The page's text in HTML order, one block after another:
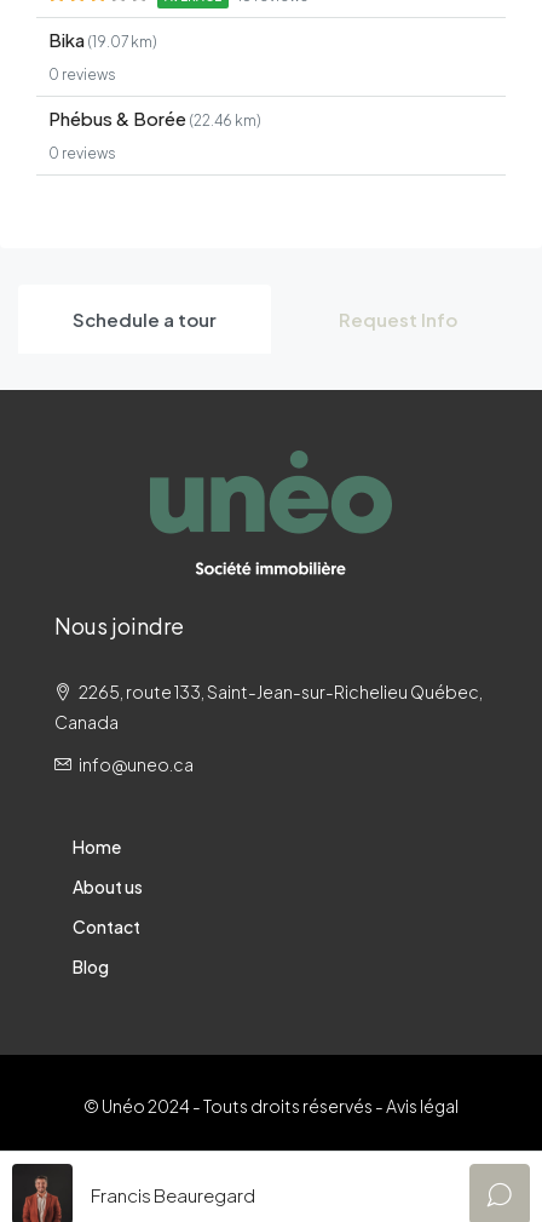
Bika (19.07 km)
0 reviews
Phébus & Borée (22.46 km)
0 reviews
Schedule a tour Request Info
Nous joindre
2265, route 133, Saint-Jean-sur-Richelieu Québec,
Canada
info@uneo.ca
Home
About us
Contact
Blog
© Unéo 2024 - Touts droits réservés -Avis légal
Francis Beauregard